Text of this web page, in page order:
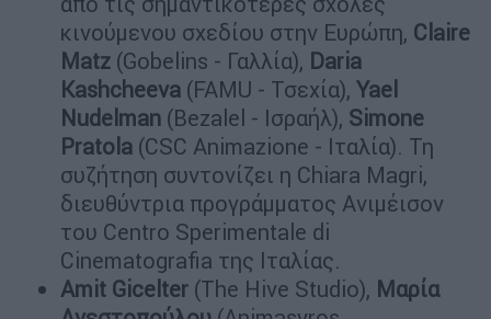
κινούμενου σχεδίου στην Ευρώπη, Claire
Matz (Gobelins - Γαλλία), Daria
Kashcheeva (FAMU - Τσεχία), Yael
Nudelman (Bezalel - Ισραήλ), Simone
Pratola (CSC Animazione - Ιταλία). Τη
συζήτηση συντονίζει η Chiara Magri,
διευθύντρια προγράμματος Ανιμέισον
του Centro Sperimentale di
Cinematografia της Ιταλίας.
Amit Gicelter (The Hive Studio), Μαρία